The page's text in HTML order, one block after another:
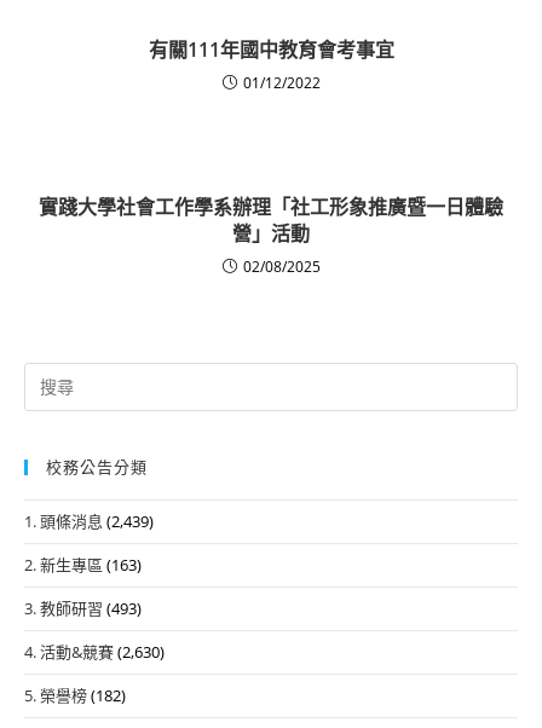
有關111年國中教育會考事宜
01/12/2022
實踐大學社會工作學系辦理「社工形象推廣暨一日體驗
營」活動
02/08/2025
Search
for:
校務公告分類
1. 頭條消息 (2,439)
2. 新生專區 (163)
3. 教師研習 (493)
4. 活動&競賽(2,630)
5. 榮譽榜(182)